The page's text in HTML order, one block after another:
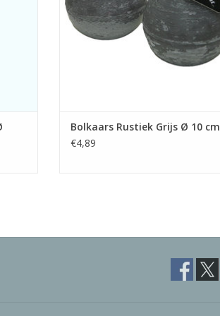
Bolkaars Rustiek Grijs Ø 10 cm
€4,89